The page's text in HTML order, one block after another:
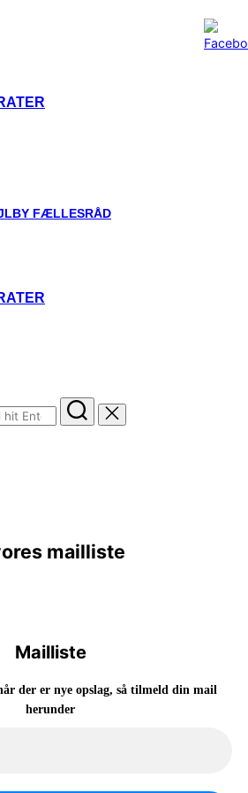
FÆLLESRÅD
mailliste
Mailliste
der er nye opslag, så tilmeld din mail
herunder